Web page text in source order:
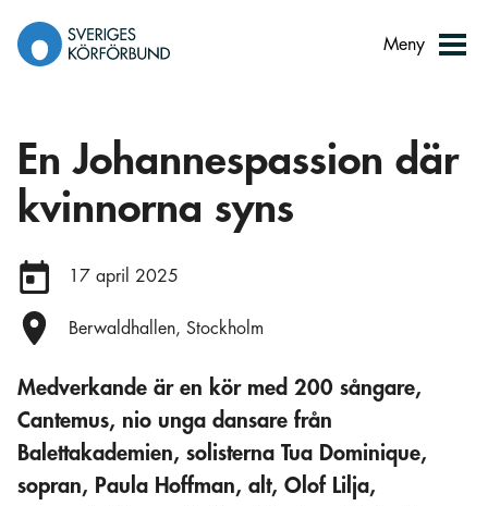
innehåll
Meny
En Johannespassion där
kvinnorna syns
Datum:
17 april 2025
Plats:
Berwaldhallen, Stockholm
Medverkande är en kör med 200 sångare,
Cantemus, nio unga dansare från
Balettakademien, solisterna Tua Dominique,
sopran, Paula Hoffman, alt, Olof Lilja,